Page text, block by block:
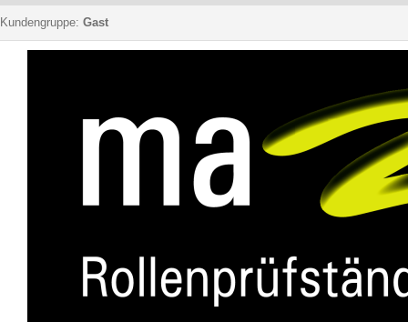
Kundengruppe: Gast